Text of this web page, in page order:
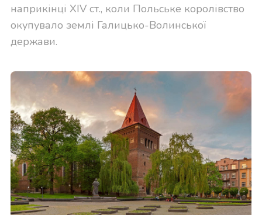
наприкінці XIV ст., коли Польське королівство
окупувало землі Галицько-Волинської
держави.